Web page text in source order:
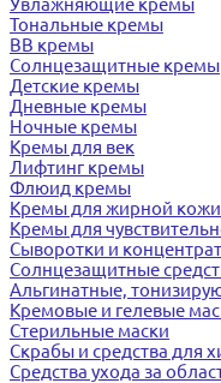
Увлажняющие кремы
Тональные кремы
BB кремы
Солнцезащитные кремы
Детские кремы
Дневные кремы
Ночные кремы
Кремы для век
Лифтинг кремы
Флюид кремы
Кремы для жирной кожи
Кремы для
Сыворотки и
Солнцезащитные
Альгинатные,
Кремовые и гелевые
Стерильные маски
Скрабы и средства для
Средства ухода за